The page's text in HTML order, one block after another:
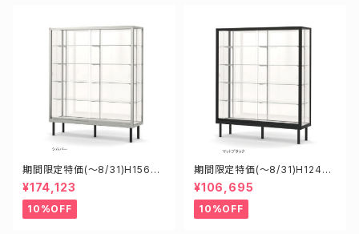
期間限定特価(～8/31)H15608
S W1500D600H1800mm 新
型業務用ガラスケース ショーケ
ース
¥174,123
10%OFF
期間限定特価(～8/31)H12452
B W1200D450H1200mm 新
型業務用ガラスケース ショーケ
ース
¥106,695
10%OFF